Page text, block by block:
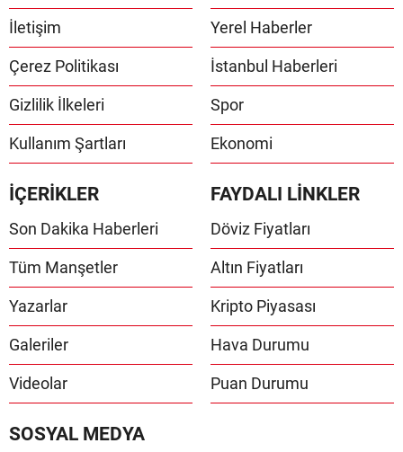
İletişim
Çerez Politikası
Gizlilik İlkeleri
Kullanım Şartları
Yerel Haberler
İstanbul Haberleri
Spor
Ekonomi
İÇERİKLER
Son Dakika Haberleri
Tüm Manşetler
Yazarlar
Galeriler
Videolar
FAYDALI LİNKLER
Döviz Fiyatları
Altın Fiyatları
Kripto Piyasası
Hava Durumu
Puan Durumu
SOSYAL MEDYA